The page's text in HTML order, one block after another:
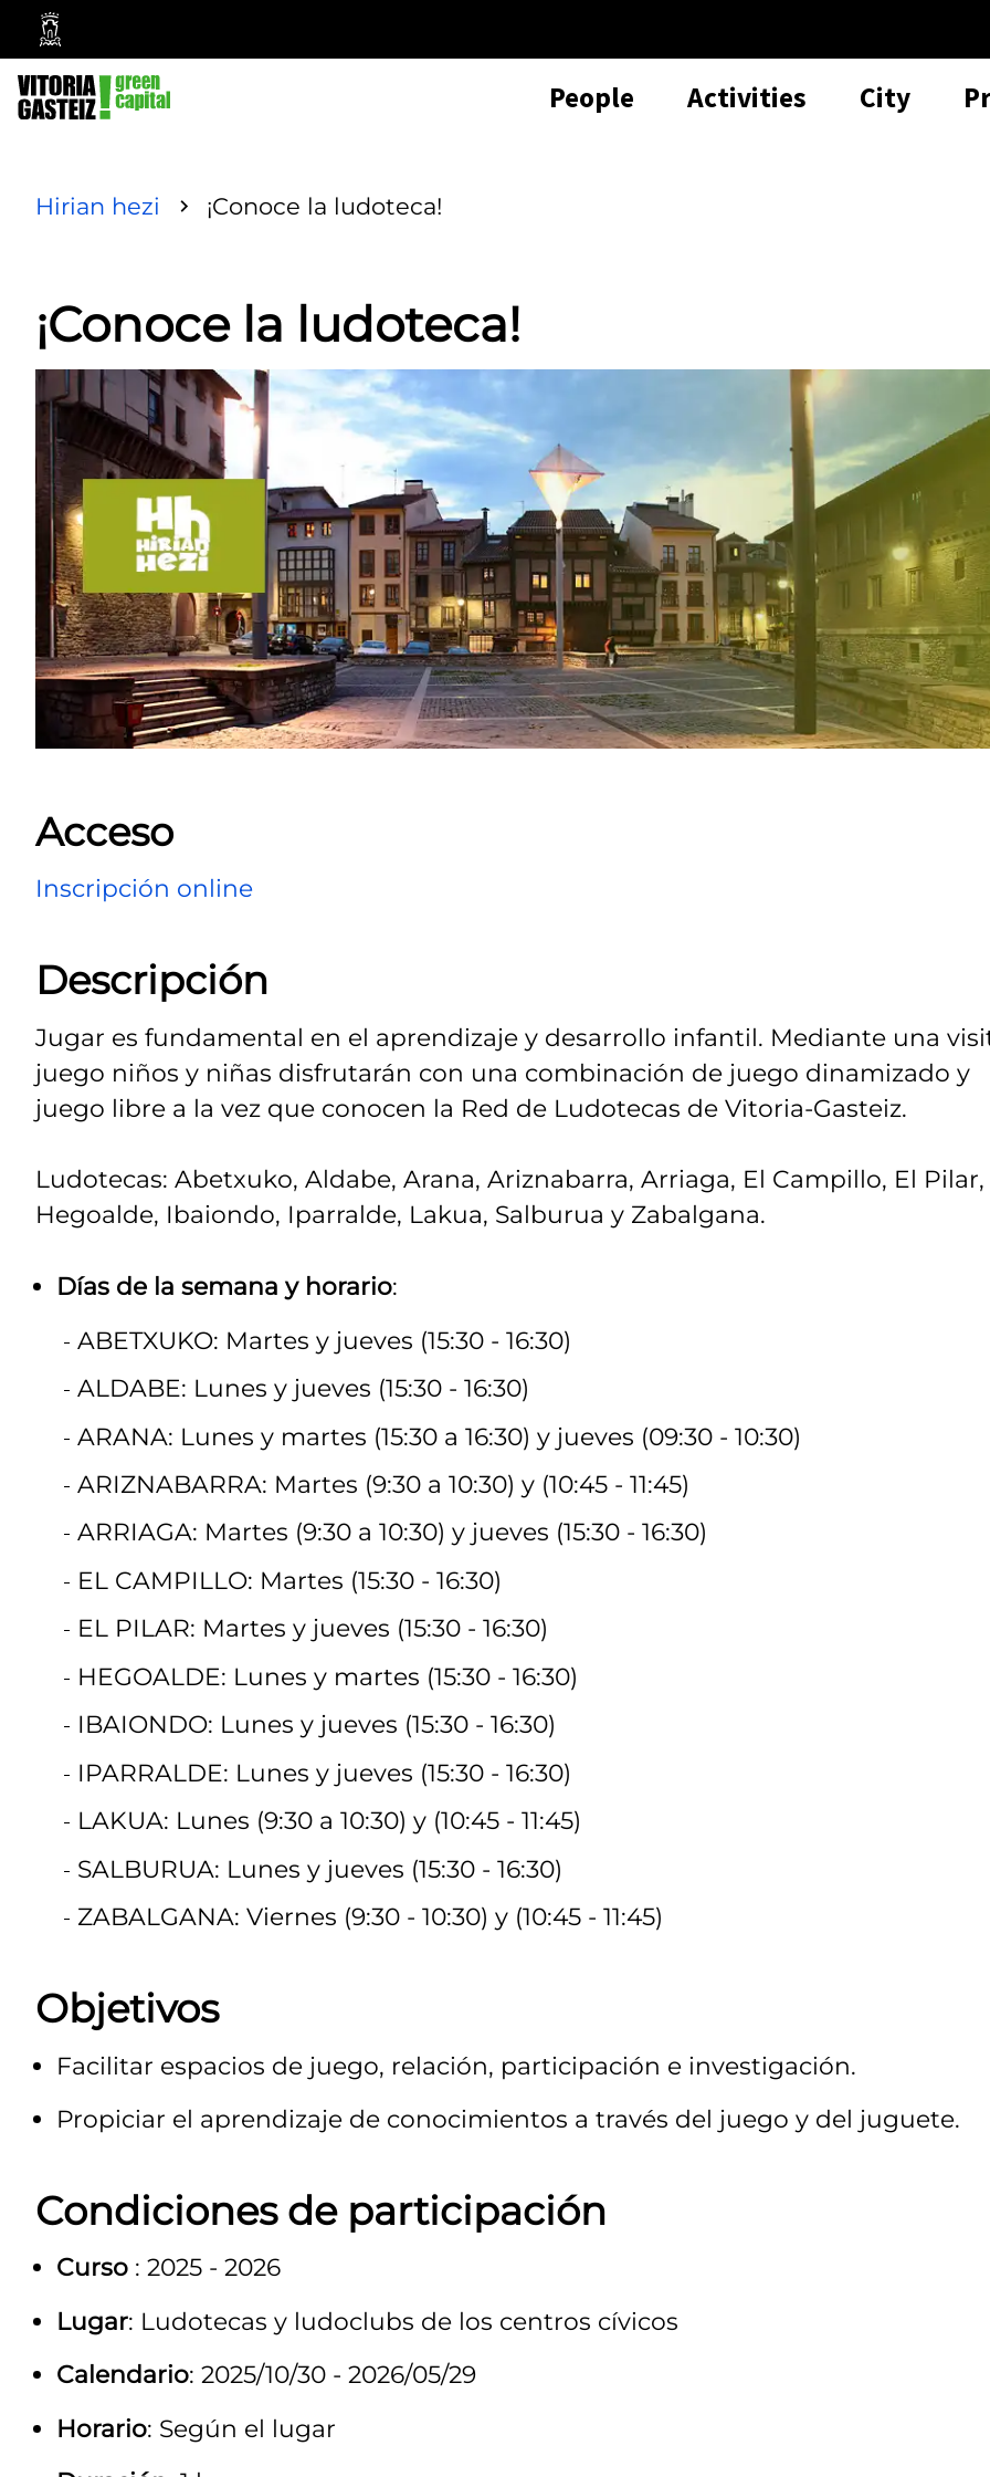
Vitoria-
Gasteiz
City
Council
People Activities City
Hirian hezi ¡Conoce la ludoteca!
¡Conoce la ludoteca!
Acceso
Inscripción online
Descripción
Jugar es fundamental en el aprendizaje y desarrollo infantil. Mediante una
juego niños y niñas disfrutarán con una combinación de juego dinamizado y
juego libre a la vez que conocen la Red de Ludotecas de Vitoria-Gasteiz.
Ludotecas: Abetxuko, Aldabe, Arana, Ariznabarra, Arriaga, El Campillo, El Pilar,
Hegoalde, Ibaiondo, Iparralde, Lakua, Salburua y Zabalgana.
Días de la semana y horario:
ABETXUKO: Martes y jueves (15:30 - 16:30)
ALDABE: Lunes y jueves (15:30 - 16:30)
ARANA: Lunes y martes (15:30 a 16:30) y jueves (09:30 - 10:30)
ARIZNABARRA: Martes (9:30 a 10:30) y (10:45 - 11:45)
ARRIAGA: Martes (9:30 a 10:30) y jueves (15:30 - 16:30)
EL CAMPILLO: Martes (15:30 - 16:30)
EL PILAR: Martes y jueves (15:30 - 16:30)
HEGOALDE: Lunes y martes (15:30 - 16:30)
IBAIONDO: Lunes y jueves (15:30 - 16:30)
IPARRALDE: Lunes y jueves (15:30 - 16:30)
LAKUA: Lunes (9:30 a 10:30) y (10:45 - 11:45)
SALBURUA: Lunes y jueves (15:30 - 16:30)
ZABALGANA: Viernes (9:30 - 10:30) y (10:45 - 11:45)
Objetivos
Facilitar espacios de juego, relación, participación e investigación.
Propiciar el aprendizaje de conocimientos a través del juego y del juguete.
Condiciones de participación
Curso : 2025 - 2026
Lugar: Ludotecas y ludoclubs de los centros cívicos
Calendario: 2025/10/30 - 2026/05/29
Horario: Según el lugar